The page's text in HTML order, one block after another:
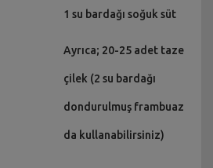
1 su bardağı soğuk süt
Ayrıca; 20-25 adet taze
çilek (2 su bardağı
dondurulmuş frambuaz
da kullanabilirsiniz)